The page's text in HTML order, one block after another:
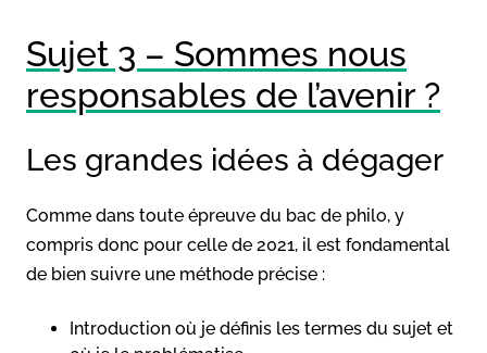
Sujet 3 – Sommes nous
responsables de l’avenir ?
Les grandes idées à dégager
Comme dans toute épreuve du bac de philo, y
compris donc pour celle de 2021, il est fondamental
de bien suivre une méthode précise :
Introduction où je définis les termes du sujet et